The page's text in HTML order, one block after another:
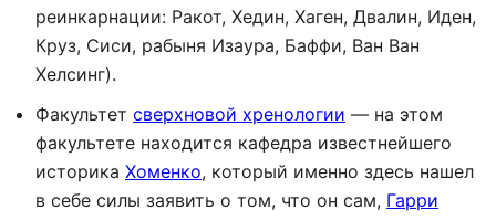
реинкарнации: Ракот, Хедин, Хаген, Двалин, Иден,
Круз, Сиси, рабыня Изаура, Баффи, Ван Ван
Хелсинг).
Факультет сверхновой хренологии — на этом
факультете находится кафедра известнейшего
историка Хоменко, который именно здесь нашел
в себе силы заявить о том, что он сам, Гарри